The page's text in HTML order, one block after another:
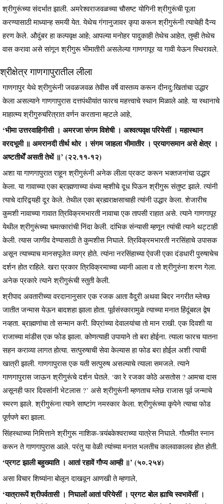
श्रीगुरूंच्या संदर्भात झाली. अमरेश्वराजवळच्या चौसष्ट योगिनी श्रीगुरूंची पूजा
करण्यासाठी माध्यान्ह समयी येत. येथेच गंगानुजावर कृपा करून श्रीगुरूंनी त्याचेही दैन्य
हरण केले. औदुंबर हा कल्पवृक्ष आहे; आपल्या मनोहर पादुकाही तेथेच आहेत, तुम्ही तेथेच
वास करावा असे सांगून श्रीगुरू भीमातीरी असलेल्या गाणगापूर या गावी येऊन स्थिरावले.
श्रीक्षेत्र गाणगापुरातील लीला
गाणगापुर येथे श्रीगुरूंनी जवळजवळ तेवीस वर्षे वास्तव्य करून दीनदु:खितांचा उद्धार
केला असल्याने गाणगापुरास दत्तपंथीयांत फारच महत्त्वाचे स्थान मिळाले आहे. या स्थानाचे
माहात्म्य श्रीगुरुचरित्रात वर्णन करताना म्हटले आहे,
‘भीमा उत्तरवाहिनीसी । अमरजा संगम विशेषी । अश्वत्यवृक्ष परियेसीं । महास्थान
वरदभूमी ॥ अमरानदी तीर्थ थोर । संगम जाहला भीमातीर । प्रयागसमान असे क्षेत्र ।
अष्टतीर्थें असती तेथें ॥’ (२२.११-१२)
अशा या गाणगापुरात राहून श्रीगुरूंनी अनेक लीला प्रकट करून भक्तजनांचा उद्धार
केला. या गावाच्या एका ब्राह्मणाच्या वंध्या म्हशीचे दूध पिऊन श्रीगुरू संतुष्ट झाले. त्यांनी
त्याचे दारिद्र्यही दूर केले. तेथील एका ब्रह्मराक्षसाचाही त्यांनी उद्धार केला. शेजारीच
कुमशी नावाच्या गावात त्रिविक्रमभारती नावाचा एक तापसी राहात असे. त्याने गाणगापूर
येथील श्रीगुरूंच्या चमत्कारांची निंदा केली. दांभिक संन्यासी म्हणून त्यांची त्याने थट्टाही
केली. त्यास जाणीव देण्यासाठी ते कुमशीस निघाले. त्रिविक्रमभारती नरसिंहाचे उपासक
असून त्याच्याच मानसपूजेत व्यग्र होते. त्यांना नरसिंहाच्या ऐवजी एका दंडधारी पुरुषाचेच
दर्शन होत राहिले. खरा प्रकार त्रिविक्रमाच्या ध्यानी आला व तो श्रीगुरुंना शरण गेला.
अनेक प्रकारे त्याने श्रीगुरूंची स्तुती केली.
श्रीपाद अवतारीच्या वरदानानुसार एक रजक आता वैदुरी अथवा बिदर नगरीत म्लेच्छ
जातीत जन्मास येऊन बादशहा झाला होता. पूर्वसंस्कारामुळे त्याच्या मनात हिंदूंबद्द्ल द्वेष
नव्हता. ब्राह्मणांचा तो सन्मान करी. विप्रांच्या देवालयांचा तो मान राखी. एक दिवशी या
राजाच्या मांडीस एक फोड झाला. कोणत्याही उपायाने तो बरा होईना. त्याला फारच यातना
सहन कराव्या लागत होत्या. सत्पुरुषाची सेवा केल्यास हा फोड बरा होईल अशी त्याची
खात्री झाली. गाणगापुरास एक यती सत्पुरुष असल्याचे त्याला समजले. त्याने
गाणगापुरास जाऊन श्रीगुरूंचे दर्शन घेतले. ‘का रे रजका कोठे असतोस ? आमचा दास
असूनही फार दिवसांनी भेटलास ?’ असे श्रीगुरूंनी म्हणताच म्लेछ राजास पूर्व जन्माचे
स्मरण झाले. श्रीगुरूंना त्याने साष्टांग नमस्कार केला. श्रीगुरूंच्या कृपेने त्याचा फोड
पूर्णपणे बरा झाला.
सिंहस्थाच्या निमित्ताने श्रीगुरू नाशिक-त्र्यंबकेश्वराच्या यात्रेस निघाले. गौतमीत स्नान
करून ते गाणगापुरास आले. परंतु या वेळी त्यांच्या मनात भलतीच कालवाकालव होत होती.
‘प्रगट झाली बहुख्याति । आतां रहावें गौप्य आम्ही ॥’ (५०.२५४)
असा विचार शिष्यांना बोलून दाखवून आणखी ते म्हणाले,
‘यात्रारूपें श्रीपर्वतासी । निघालों आतां परियेसीं । प्रगट बोल ह्याचि स्वभावेंसीं ।